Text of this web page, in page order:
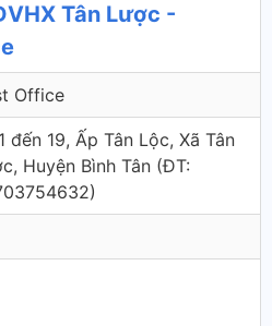
Tân Lược -
Office
đến 19, Ấp Tân Lộc, Xã Tân
Huyện Bình Tân (ÐT: